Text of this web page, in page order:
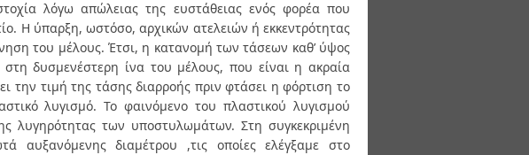
λόγω απώλειας της ευστάθειας ενός φορέα που
Η ύπαρξη, ωστόσο, αρχικών ατελειών ή εκκεντρότητας
του μέλους. Έτσι, η κατανομή των τάσεων καθ’ ύψος
δυσμενέστερη ίνα του μέλους, που είναι η ακραία
την τιμή της τάσης διαρροής πριν φτάσει η φόρτιση το
λυγισμό. Το φαινόμενο του πλαστικού λυγισμού
λυγηρότητας των υποστυλωμάτων. Στη συγκεκριμένη
αυξανόμενης διαμέτρου ,τις οποίες ελέγξαμε στο